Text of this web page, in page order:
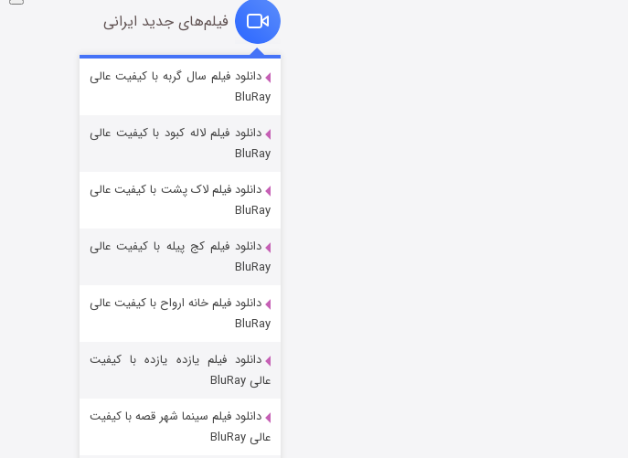
شوگر فصل ۲
قسمت
خاندان اژدها فصل ۳
فیلم‌های جدید ایرانی
دانلود فیلم سال گربه با کیفیت عالی
BluRay
دانلود فیلم لاله کبود با کیفیت عالی
BluRay
دانلود فیلم لاک پشت با کیفیت عالی
BluRay
دانلود فیلم کج‌ پیله با کیفیت عالی
BluRay
دانلود فیلم خانه ارواح با کیفیت عالی
BluRay
دانلود فیلم یازده یازده با کیفیت
عالی BluRay
دانلود فیلم سینما شهر قصه با کیفیت
عالی BluRay